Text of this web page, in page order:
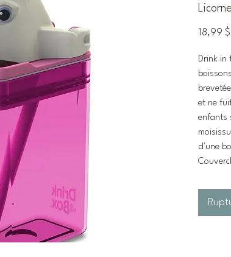
Licorne
18,99 $
Drink in
et ne
enfants
d'une